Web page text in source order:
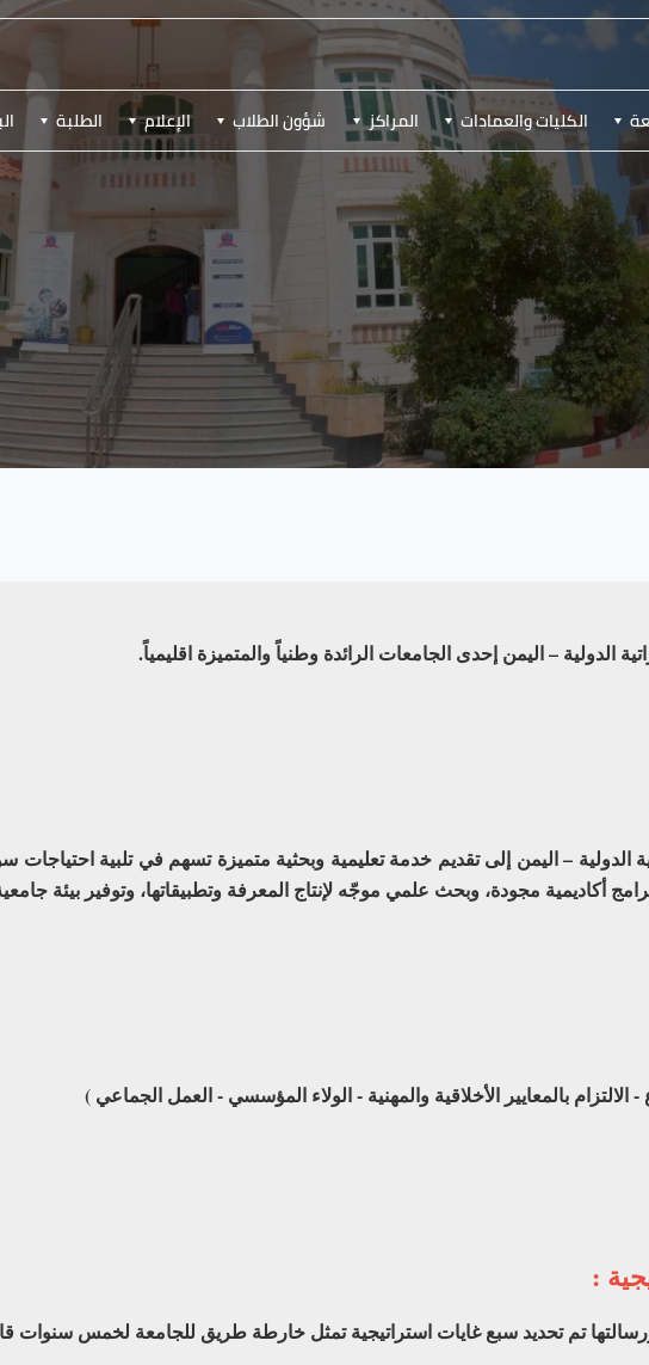
الكليات والعمادات المراكز شؤون الطلاب الإعلام الطلبة
الدولية – اليمن إحدى الجامعات الرائدة وطنياً والمتميزة اقليمياً.
الدولية – اليمن إلى تقديم خدمة تعليمية وبحثية متميزة تسهم في تلبية
أكاديمية مجودة، وبحث علمي موجّه لإنتاج المعرفة وتطبيقاتها، وتوفير بيئة
- الالتزام بالمعايير الأخلاقية والمهنية - الولاء المؤسسي - العمل الجماعي )
:
تم تحديد سبع غايات استراتيجية تمثل خارطة طريق للجامعة لخمس سنوات